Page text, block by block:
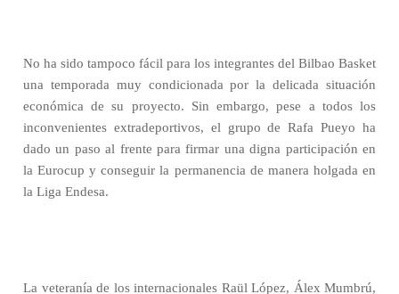
No ha sido tampoco fácil para los integrantes del Bilbao Basket
una temporada muy condicionada por la delicada situación
económica de su proyecto. Sin embargo, pese a todos los
inconvenientes extradeportivos, el grupo de Rafa Pueyo ha
dado un paso al frente para firmar una digna participación en
la Eurocup y conseguir la permanencia de manera holgada en
la Liga Endesa.
La veteranía de los internacionales Raül López, Álex Mumbrú,